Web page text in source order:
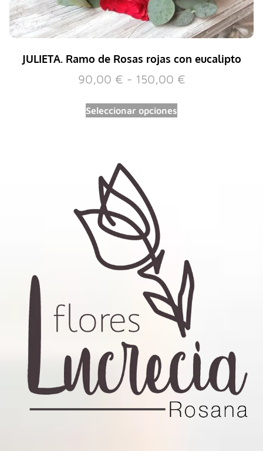
JULIETA. Ramo de Rosas rojas con eucalipto
90,00 € - 150,00 €
Seleccionar opciones